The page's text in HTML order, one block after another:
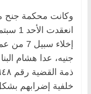
وكانت محكمة جنح
إخلاء
جنيه، عدا هشام
خلفية إضرابهم